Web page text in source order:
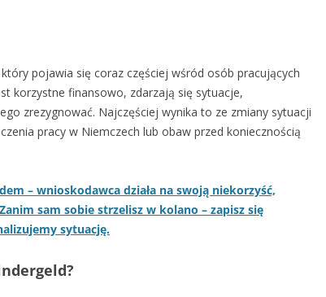
pojawia się coraz częściej wśród osób pracujących
korzystne finansowo, zdarzają się sytuacje,
zrezygnować. Najczęściej wynika to ze zmiany sytuacji
pracy w Niemczech lub obaw przed koniecznością
– wnioskodawca działa na swoją niekorzyść,
sam sobie strzelisz w kolano – zapisz się
sytuację.